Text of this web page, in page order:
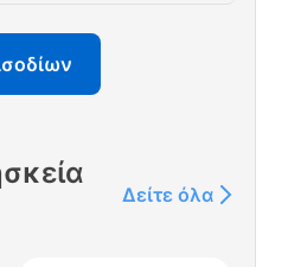
Δείτε όλα